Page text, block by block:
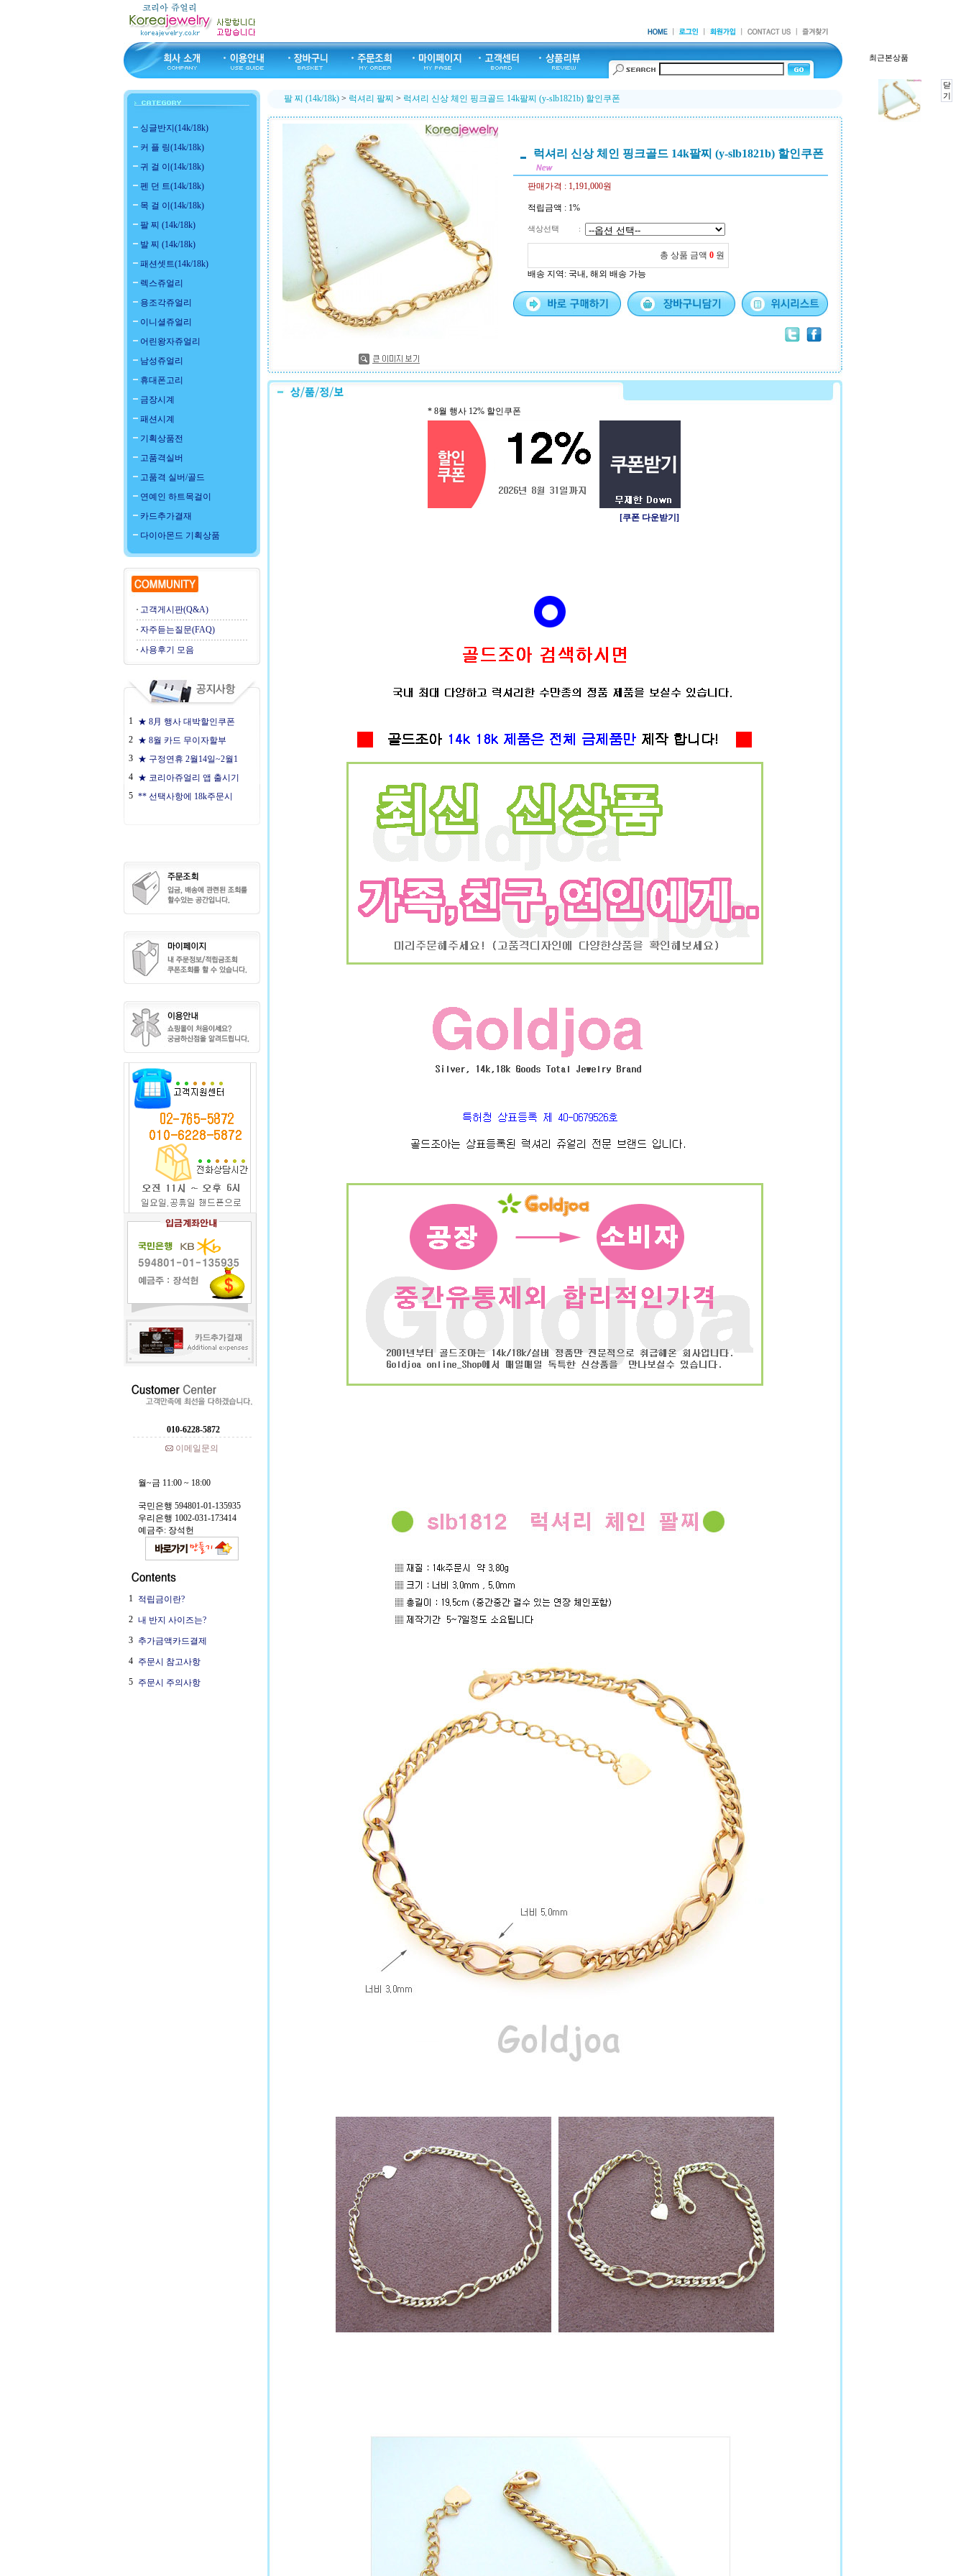
싱글반지(14k/18k)
커 플 링(14k/18k)
귀 걸 이(14k/18k)
펜 던 트(14k/18k)
목 걸 이(14k/18k)
팔 찌 (14k/18k)
발 찌 (14k/18k)
패션셋트(14k/18k)
렉스쥬얼리
용조각쥬얼리
이니셜쥬얼리
어린왕자쥬얼리
남성쥬얼리
휴대폰고리
금장시계
패션시계
기획상품전
고품격실버
고품격 실버/골드
연예인 하트목걸이
카드추가결재
다이아몬드 기획상품
고객게시판(Q&A)
자주듣는질문(FAQ)
사용후기 모음
1 ★ 8月 행사 대박할인쿠폰
2 ★ 8월 카드 무이자할부
3 ★ 구정연휴 2월14일~2월1
4 ★ 코리아쥬얼리 앱 출시기
5 ** 선택사항에 18k주문시
010-6228-5872
이메일문의
월~금 11:00 ~ 18:00
국민은행 594801-01-135935
우리은행 1002-031-173414
예금주: 장석헌
1 적립금이란?
2 내 반지 사이즈는?
3 추가금액카드결제
4 주문시 참고사항
5 주문시 주의사항
팔 찌 (14k/18k) > 럭셔리 팔찌 > 럭셔리 신상 체인 핑크골드 14k팔찌 (y-slb1821b) 할인쿠폰
럭셔리 신상 체인 핑크골드 14k팔찌 (y-slb1821b) 할인쿠폰
판매가격 : 1,191,000원
적립금액 : 1%
색상선택 :
총 상품 금액 0 원
배송 지역 : 국내, 해외 배송 가능
* 8월 행사 12% 할인쿠폰
[쿠폰 다운받기]
최근본상품
닫
기